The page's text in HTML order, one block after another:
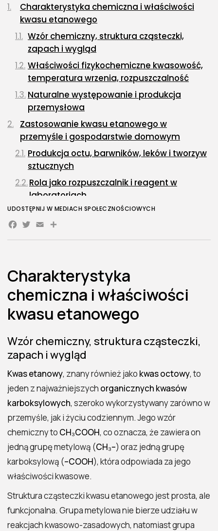
Charakterystyka
chemiczna i właściwości
kwasu etanowego
Wzór chemiczny, struktura cząsteczki,
zapach i wygląd
Kwas etanowy, znany również jako kwas octowy, to
jeden z najważniejszych organicznych kwasów
karboksylowych, szeroko wykorzystywany zarówno w
przemyśle, jak i życiu codziennym. Jego wzór
chemiczny to CH₃COOH, co oznacza, że zawiera on
jedną grupę metylową (CH₃–) oraz jedną grupę
karboksylową (–COOH), która odpowiada za jego
właściwości kwasowe.
Struktura cząsteczki kwasu etanowego jest prosta, ale
funkcjonalna. Grupa metylowa nie bierze udziału w
reakcjach kwasowo-zasadowych, natomiast grupa
Charakterystyka chemiczna i właściwości
kwasu etanowego
Wzór chemiczny, struktura cząsteczki,
zapach i wygląd
Właściwości fizykochemiczne kwasowość,
temperatura wrzenia, rozpuszczalność
Naturalne występowanie i produkcja
przemysłowa
Zastosowanie kwasu etanowego w
przemyśle i gospodarstwie domowym
Produkcja octu, barwników, leków i tworzyw
sztucznych
Rola jako rozpuszczalnik i reagent w
laboratoriach
Kwas etanowy w kosmetyce, rolnictwie i
konserwacji żywności
Bezpieczeństwo stosowania i wpływ kwasu
Działanie na skórę, oczy i układ oddechowy
Normy bezpieczeństwa i przechowywania
Praktyczne porady dotyczące
obchodzenia się z roztworami kwasu
informacje
Jakie są właściwości fizyczne kwasu
etanowego?
Do czego wykorzystuje się kwas
etanowy?
Czy kwas etanowy jest bezpieczny?
Jak powstaje kwas etanowy?
UDOSTĘPNIJ W MEDIACH SPOŁECZNOŚCIOWYCH
Facebook
Twitter
EmailShare